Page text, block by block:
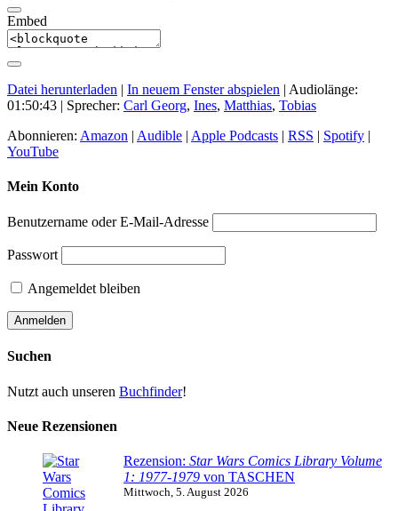
Embed
Datei herunterladen | In neuem Fenster abspielen | Audiolänge:
01:50:43 | Sprecher: Carl Georg, Ines, Matthias, Tobias
Abonnieren: Amazon | Audible | Apple Podcasts | RSS | Spotify |
YouTube
Mein Konto
Benutzername oder E-Mail-Adresse
Passwort
Angemeldet bleiben
Suchen
Nutzt auch unseren Buchfinder!
Neue Rezensionen
Rezension: Star Wars Comics Library Volume
1: 1977-1979 von TASCHEN
Mittwoch, 5. August 2026